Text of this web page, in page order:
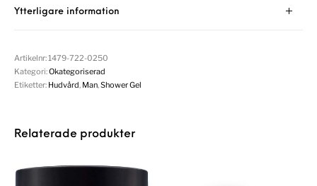
Ytterligare information
Artikelnr:1479-722-0250
Kategori:Okategoriserad
Etiketter: Hudvård Man ,Shower Gel
Relaterade produkter